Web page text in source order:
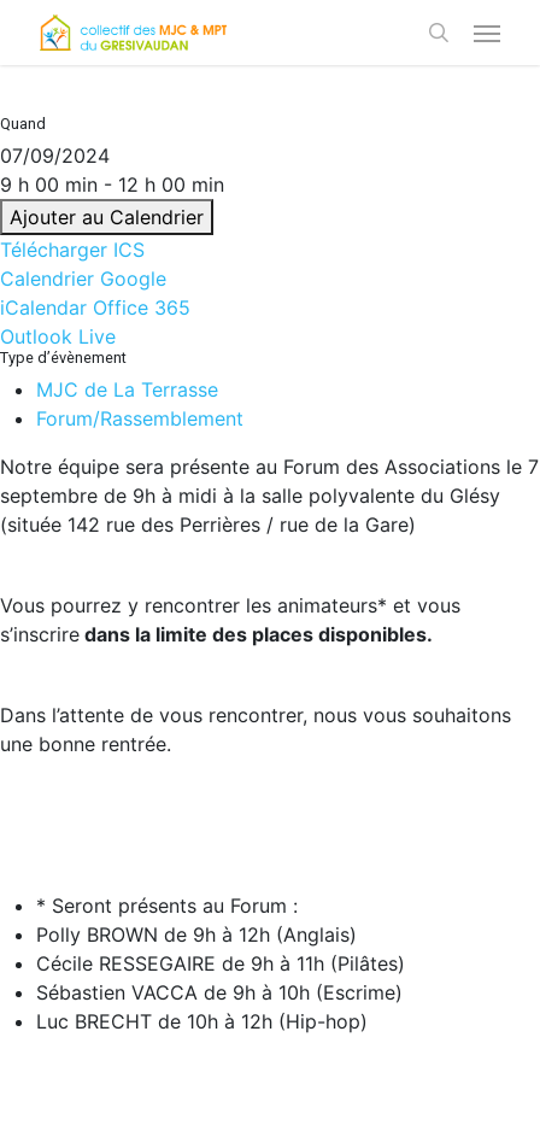
Quand
07/09/2024
9 h 00 min - 12 h 00 min
Ajouter au Calendrier
Télécharger ICS
Calendrier Google
iCalendar Office 365
Outlook Live
Type d’évènement
MJC de La Terrasse
Forum/Rassemblement
Notre équipe sera présente au Forum des Associations le 7
septembre de 9h à midi à la salle polyvalente du Glésy
(située 142 rue des Perrières / rue de la Gare)
Vous pourrez y rencontrer les animateurs* et vous
s’inscrire dans la limite des places disponibles.
Dans l’attente de vous rencontrer, nous vous souhaitons
une bonne rentrée.
* Seront présents au Forum :
Polly BROWN de 9h à 12h (Anglais)
Cécile RESSEGAIRE de 9h à 11h (Pilâtes)
Sébastien VACCA de 9h à 10h (Escrime)
Luc BRECHT de 10h à 12h (Hip-hop)